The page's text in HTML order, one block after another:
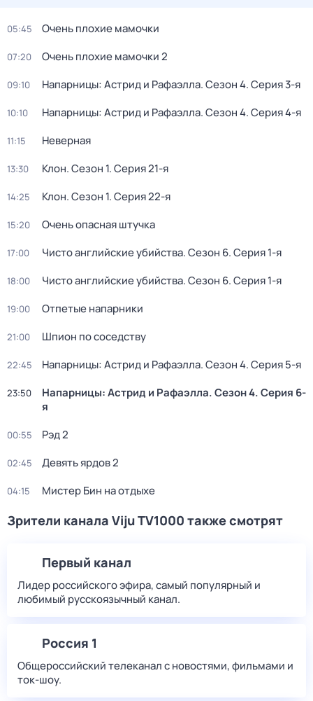
05:45 Очень плохие мамочки
07:20 Очень плохие мамочки 2
09:10 Напарницы: Астрид и Рафаэлла. Сезон 4. Серия 3-я
10:10 Напарницы: Астрид и Рафаэлла. Сезон 4. Серия 4-я
11:15 Неверная
13:30 Клон. Сезон 1. Серия 21-я
14:25 Клон. Сезон 1. Серия 22-я
15:20 Очень опасная штучка
17:00 Чисто английские убийства. Сезон 6. Серия 1-я
18:00 Чисто английские убийства. Сезон 6. Серия 1-я
19:00 Отпетые напарники
21:00 Шпион по соседству
22:45 Напарницы: Астрид и Рафаэлла. Сезон 4. Серия 5-я
23:50 Напарницы: Астрид и Рафаэлла. Сезон 4. Серия 6-
я
00:55 Рэд 2
02:45 Девять ярдов 2
04:15 Мистер Бин на отдыхе
Зрители канала Viju TV1000 также смотрят
Первый канал
Лидер российского эфира, самый популярный и
любимый русскоязычный канал.
Россия 1
Общероссийский телеканал с новостями, фильмами и
ток-шоу.